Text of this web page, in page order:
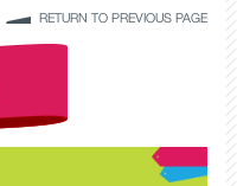
RETURN TO PREVIOUS PAGE